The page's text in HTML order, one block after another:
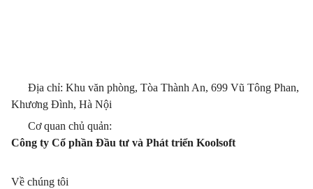
Địa chỉ: Khu văn phòng, Tòa Thành An, 699 Vũ Tông Phan,
Khương Đình, Hà Nội
Cơ quan chủ quản:
Công ty Cổ phần Đầu tư và Phát triển Koolsoft
Về chúng tôi